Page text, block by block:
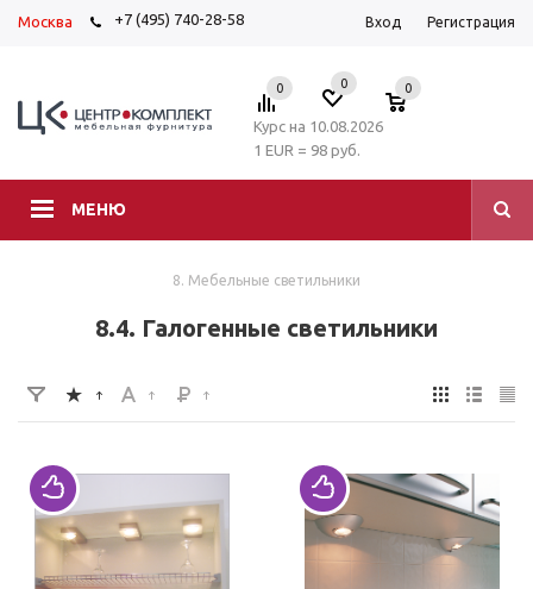
Москва +7 (495) 740-28-58 Вход Регистрация
МЕНЮ
0 0 0
Курс на 10.08.2026
1 EUR = 98 руб.
8. Мебельные светильники
8.4. Галогенные светильники